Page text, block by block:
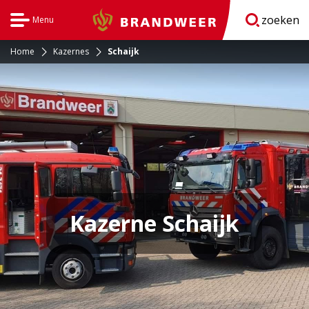
Menu Brandweer zoeken
Home Kazernes Schaijk
Kazerne Schaijk